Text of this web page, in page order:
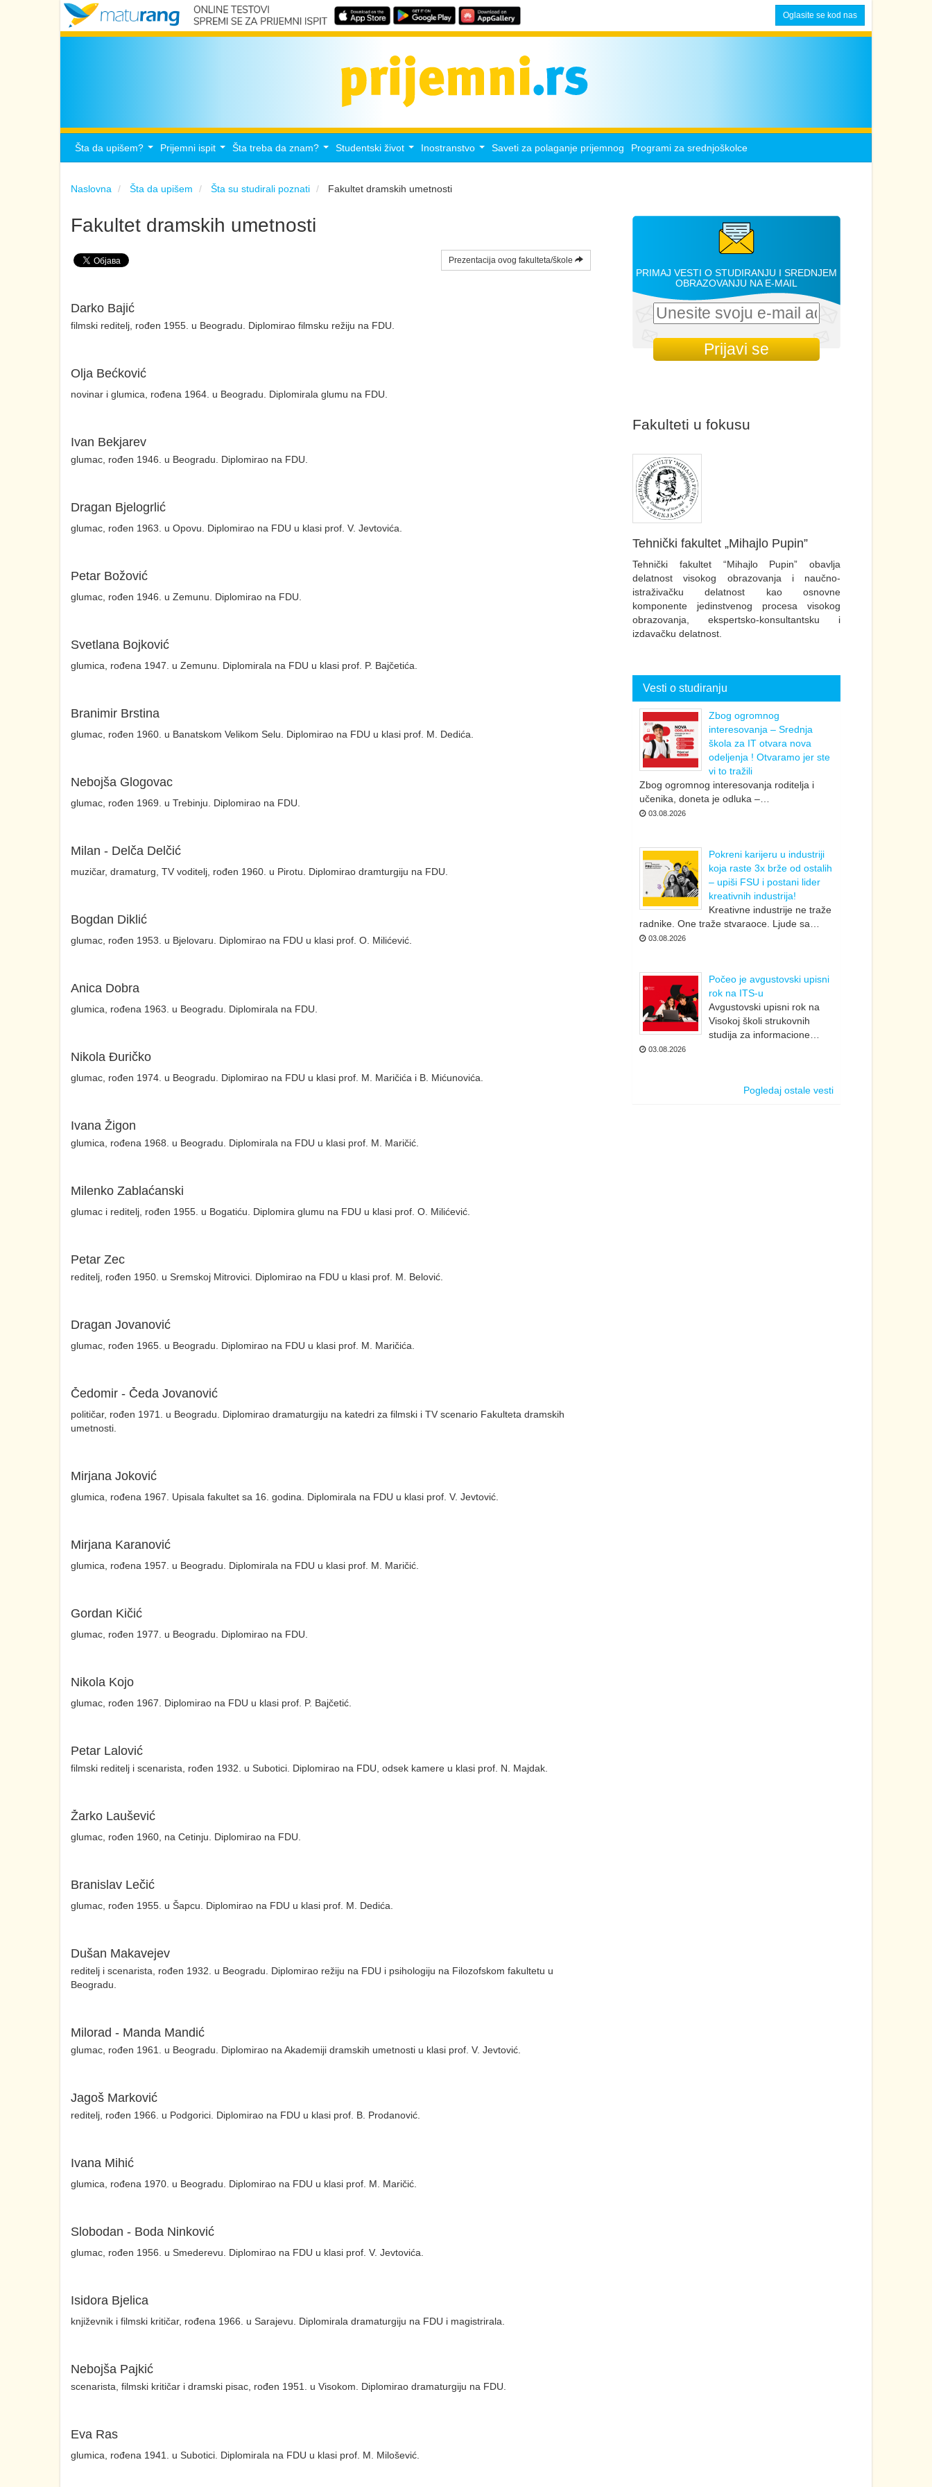
Oglasite se kod nas
Šta da upišem? Prijemni ispit Šta treba da znam? Studentski život Inostranstvo Saveti za polaganje prijemnog Programi za srednjoškolce
Naslovna Šta da upišem Šta su studirali poznati Fakultet dramskih umetnosti
Fakultet dramskih umetnosti
Prezentacija ovog fakulteta/škole
Darko Bajić
filmski reditelj, rođen 1955. u Beogradu. Diplomirao filmsku režiju na FDU.
Olja Bećković
novinar i glumica, rođena 1964. u Beogradu. Diplomirala glumu na FDU.
Ivan Bekjarev
glumac, rođen 1946. u Beogradu. Diplomirao na FDU.
Dragan Bjelogrlić
glumac, rođen 1963. u Opovu. Diplomirao na FDU u klasi prof. V. Jevtovića.
Petar Božović
glumac, rođen 1946. u Zemunu. Diplomirao na FDU.
Svetlana Bojković
glumica, rođena 1947. u Zemunu. Diplomirala na FDU u klasi prof. P. Bajčetića.
Branimir Brstina
glumac, rođen 1960. u Banatskom Velikom Selu. Diplomirao na FDU u klasi prof. M. Dedića.
Nebojša Glogovac
glumac, rođen 1969. u Trebinju. Diplomirao na FDU.
Milan - Delča Delčić
muzičar, dramaturg, TV voditelj, rođen 1960. u Pirotu. Diplomirao dramturgiju na FDU.
Bogdan Diklić
glumac, rođen 1953. u Bjelovaru. Diplomirao na FDU u klasi prof. O. Milićević.
Anica Dobra
glumica, rođena 1963. u Beogradu. Diplomirala na FDU.
Nikola Đuričko
glumac, rođen 1974. u Beogradu. Diplomirao na FDU u klasi prof. M. Maričića i B. Mićunovića.
Ivana Žigon
glumica, rođena 1968. u Beogradu. Diplomirala na FDU u klasi prof. M. Maričić.
Milenko Zablaćanski
glumac i reditelj, rođen 1955. u Bogatiću. Diplomira glumu na FDU u klasi prof. O. Milićević.
Petar Zec
reditelj, rođen 1950. u Sremskoj Mitrovici. Diplomirao na FDU u klasi prof. M. Belović.
Dragan Jovanović
glumac, rođen 1965. u Beogradu. Diplomirao na FDU u klasi prof. M. Maričića.
Čedomir - Čeda Jovanović
političar, rođen 1971. u Beogradu. Diplomirao dramaturgiju na katedri za filmski i TV scenario Fakulteta dramskih
umetnosti.
Mirjana Joković
glumica, rođena 1967. Upisala fakultet sa 16. godina. Diplomirala na FDU u klasi prof. V. Jevtović.
Mirjana Karanović
glumica, rođena 1957. u Beogradu. Diplomirala na FDU u klasi prof. M. Maričić.
Gordan Kičić
glumac, rođen 1977. u Beogradu. Diplomirao na FDU.
Nikola Kojo
glumac, rođen 1967. Diplomirao na FDU u klasi prof. P. Bajčetić.
Petar Lalović
filmski reditelj i scenarista, rođen 1932. u Subotici. Diplomirao na FDU, odsek kamere u klasi prof. N. Majdak.
Žarko Laušević
glumac, rođen 1960, na Cetinju. Diplomirao na FDU.
Branislav Lečić
glumac, rođen 1955. u Šapcu. Diplomirao na FDU u klasi prof. M. Dedića.
Dušan Makavejev
reditelj i scenarista, rođen 1932. u Beogradu. Diplomirao režiju na FDU i psihologiju na Filozofskom fakultetu u
Beogradu.
Milorad - Manda Mandić
glumac, rođen 1961. u Beogradu. Diplomirao na Akademiji dramskih umetnosti u klasi prof. V. Jevtović.
Jagoš Marković
reditelj, rođen 1966. u Podgorici. Diplomirao na FDU u klasi prof. B. Prodanović.
Ivana Mihić
glumica, rođena 1970. u Beogradu. Diplomirao na FDU u klasi prof. M. Maričić.
Slobodan - Boda Ninković
glumac, rođen 1956. u Smederevu. Diplomirao na FDU u klasi prof. V. Jevtovića.
Isidora Bjelica
književnik i filmski kritičar, rođena 1966. u Sarajevu. Diplomirala dramaturgiju na FDU i magistrirala.
Nebojša Pajkić
scenarista, filmski kritičar i dramski pisac, rođen 1951. u Visokom. Diplomirao dramaturgiju na FDU.
Eva Ras
glumica, rođena 1941. u Subotici. Diplomirala na FDU u klasi prof. M. Milošević.
PRIMAJ VESTI O STUDIRANJU I SREDNJEM
OBRAZOVANJU NA E-MAIL
Fakulteti u fokusu
Tehnički fakultet „Mihajlo Pupin”
Tehnički fakultet “Mihajlo Pupin” obavlja
delatnost visokog obrazovanja i naučno-
istraživačku delatnost kao osnovne
komponente jedinstvenog procesa visokog
obrazovanja, ekspertsko-konsultantsku i
izdavačku delatnost.
Vesti o studiranju
Zbog ogromnog
interesovanja – Srednja
škola za IT otvara nova
odeljenja ! Otvaramo jer ste
vi to tražili
Zbog ogromnog interesovanja roditelja i
učenika, doneta je odluka –…
03.08.2026
Pokreni karijeru u industriji
koja raste 3x brže od ostalih
– upiši FSU i postani lider
kreativnih industrija!
Kreativne industrije ne traže
radnike. One traže stvaraoce. Ljude sa…
03.08.2026
Počeo je avgustovski upisni
rok na ITS-u
Avgustovski upisni rok na
Visokoj školi strukovnih
studija za informacione…
03.08.2026
Pogledaj ostale vesti